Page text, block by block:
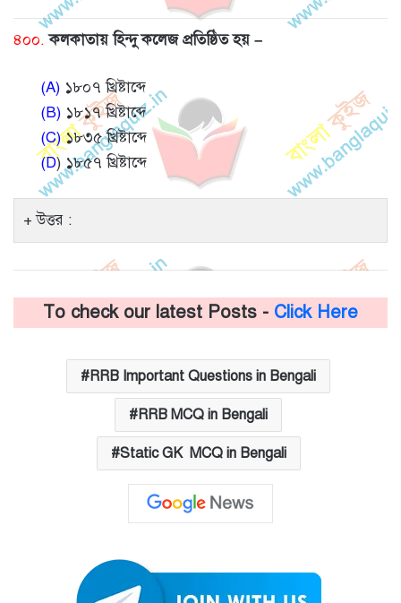
৪০০. কলকাতায় হিন্দু কলেজ প্রতিষ্ঠিত হয় –
(A) ১৮০৭ খ্রিষ্টাব্দে
(B) ১৮১৭ খ্রিষ্টাব্দে
(C)১৮৩৫ খ্রিষ্টাব্দে
(D) ১৮৫৭ খ্রিষ্টাব্দে
উত্তর :
To check our latest Posts - Click Here
RRB Important Questions in Bengali
RRB MCQ in Bengali
Static GK MCQ in Bengali